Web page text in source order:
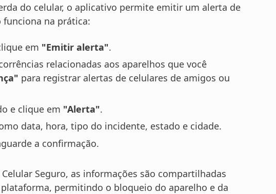
do celular, o aplicativo permite emitir um alerta de
funciona na prática:
em "Emitir alerta".
relacionadas aos aparelhos que você
para registrar alertas de celulares de amigos ou
e clique em "Alerta".
data, hora, tipo do incidente, estado e cidade.
a confirmação.
Seguro, as informações são compartilhadas
permitindo o bloqueio do aparelho e da